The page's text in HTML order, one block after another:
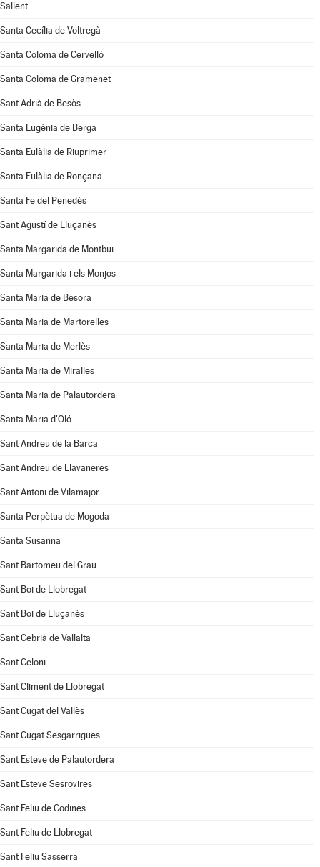
Sallent
Santa Cecília de Voltregà
Santa Coloma de Cervelló
Santa Coloma de Gramenet
Sant Adrià de Besòs
Santa Eugènia de Berga
Santa Eulàlia de Riuprimer
Santa Eulàlia de Ronçana
Santa Fe del Penedès
Sant Agustí de Lluçanès
Santa Margarida de Montbui
Santa Margarida i els Monjos
Santa Maria de Besora
Santa Maria de Martorelles
Santa Maria de Merlès
Santa Maria de Miralles
Santa Maria de Palautordera
Santa Maria d'Oló
Sant Andreu de la Barca
Sant Andreu de Llavaneres
Sant Antoni de Vilamajor
Santa Perpètua de Mogoda
Santa Susanna
Sant Bartomeu del Grau
Sant Boi de Llobregat
Sant Boi de Lluçanès
Sant Cebrià de Vallalta
Sant Celoni
Sant Climent de Llobregat
Sant Cugat del Vallès
Sant Cugat Sesgarrigues
Sant Esteve de Palautordera
Sant Esteve Sesrovires
Sant Feliu de Codines
Sant Feliu de Llobregat
Sant Feliu Sasserra